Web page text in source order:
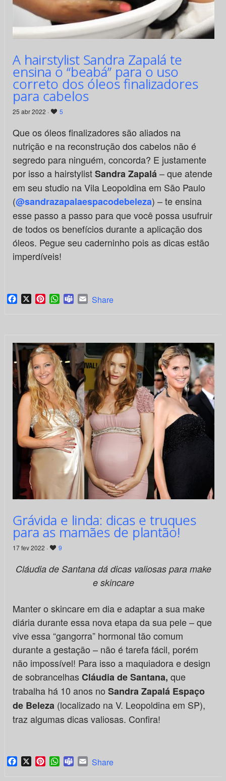
A hairstylist Sandra Zapalá te
ensina o “beabá” para o uso
correto dos óleos finalizadores
para cabelos
25 abr 2022 · 5
Que os óleos finalizadores são aliados na
nutrição e na reconstrução dos cabelos não é
segredo para ninguém, concorda? E justamente
por isso a hairstylistSandra Zapalá– que atende
em seu studio na Vila Leopoldina em São Paulo
(@sandrazapalaespacodebeleza) – te ensina
esse passo a passo para que você possa usufruir
de todos os benefícios durante a aplicação dos
óleos. Pegue seu caderninho pois as dicas estão
imperdíveis!
Facebook
X PinterestWhatsApp
TeamsEmail
Share
Grávida e linda: dicas e truques
para as mamães de plantão!
17 fev 2022 · 9
Cláudia de Santana dá dicas valiosas para make
e skincare
Manter o skincare em dia e adaptar a sua make
diária durante essa nova etapa da sua pele – que
vive essa “gangorra” hormonal tão comum
durante a gestação – não é tarefa fácil, porém
não impossível! Para isso a maquiadora e design
de sobrancelhasCláudia de Santana, que
trabalha há 10 anos no Sandra Zapalá Espaço
de Beleza (localizado na V. Leopoldina em SP),
traz algumas dicas valiosas. Confira!
Facebook
X PinterestWhatsApp
TeamsEmail
Share